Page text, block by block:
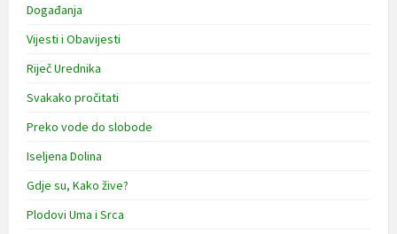
Događanja
Vijesti i Obavijesti
Riječ Urednika
Svakako pročitati
Preko vode do slobode
Iseljena Dolina
Gdje su, Kako žive?
Plodovi Uma i Srca